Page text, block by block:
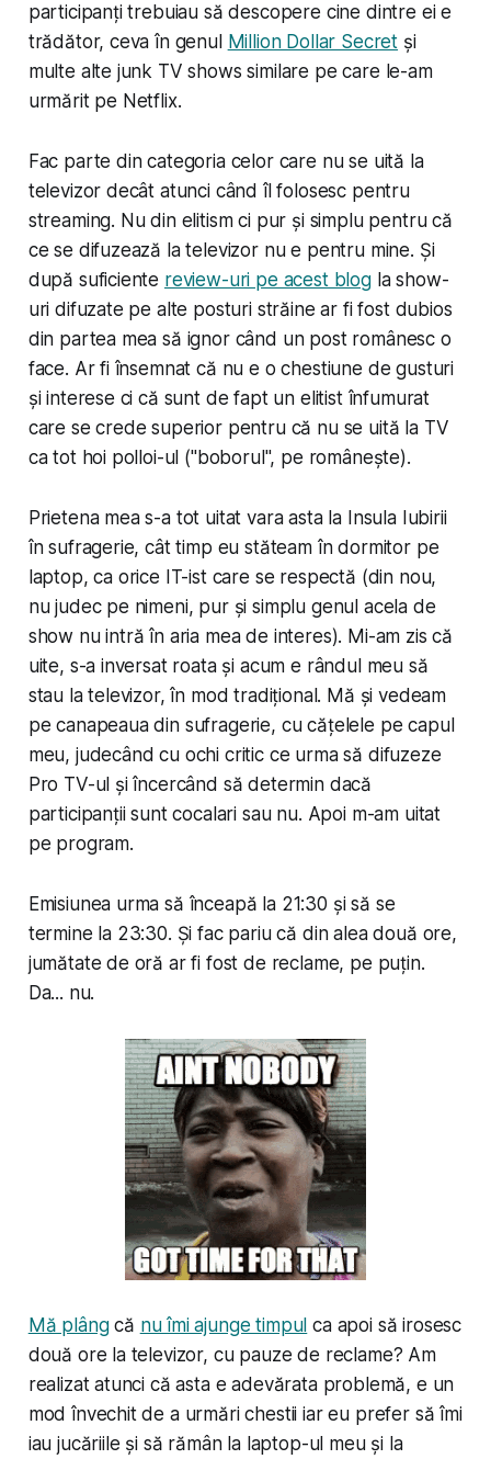
participanți trebuiau să descopere cine dintre ei e
trădător, ceva în genul Million Dollar Secret și
multe alte junk TV shows similare pe care le-am
urmărit pe Netflix.
Fac parte din categoria celor care nu se uită la
televizor decât atunci când îl folosesc pentru
streaming. Nu din elitism ci pur și simplu pentru că
ce se difuzează la televizor nu e pentru mine. Și
după suficiente review-uri pe acest blogla show-
uri difuzate pe alte posturi străine ar fi fost dubios
din partea mea să ignor când un post românesc o
face. Ar fi însemnat că nu e o chestiune de gusturi
și interese ci că sunt de fapt un elitist înfumurat
care se crede superior pentru că nu se uită la TV
ca tot hoi polloi-ul ("boborul", pe românește).
Prietena mea s-a tot uitat vara asta la Insula Iubirii
în sufragerie, cât timp eu stăteam în dormitor pe
laptop, ca orice IT-ist care se respectă (din nou,
nu judec pe nimeni, pur și simplu genul acela de
show nu intră în aria mea de interes). Mi-am zis că
uite, s-a inversat roata și acum e rândul meu să
stau la televizor, în mod tradițional. Mă și vedeam
pe canapeaua din sufragerie, cu cățelele pe capul
meu, judecând cu ochi critic ce urma să difuzeze
Pro TV-ul și încercând să determin dacă
participanții sunt cocalari sau nu. Apoi m-am uitat
pe program.
Emisiunea urma să înceapă la 21:30 și să se
termine la 23:30. Și fac pariu că din alea două ore,
jumătate de oră ar fi fost de reclame, pe puțin.
Da... nu.
Mă plângcă nu îmi ajunge timpul ca apoi să irosesc
două ore la televizor, cu pauze de reclame? Am
realizat atunci că asta e adevărata problemă, e un
mod învechit de a urmări chestii iar eu prefer să îmi
iau jucăriile și să rămân la laptop-ul meu și la